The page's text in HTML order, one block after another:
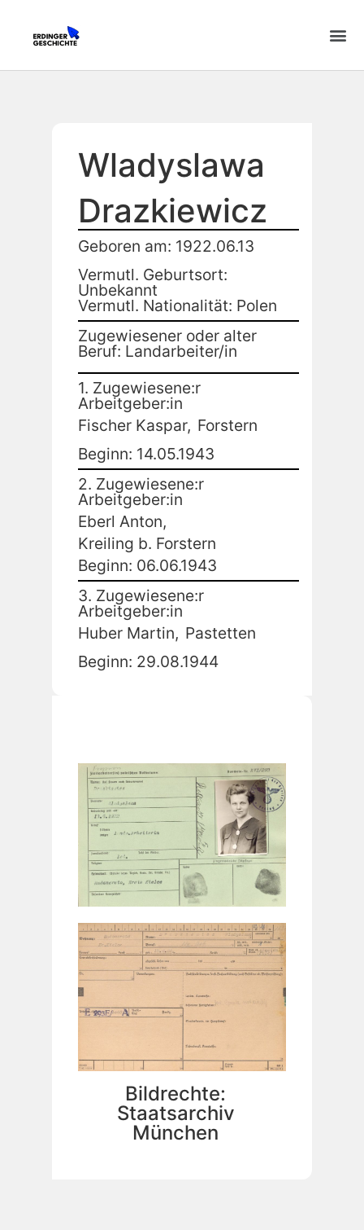
Wladyslawa
Drazkiewicz
Geboren am: 1922.06.13
Vermutl. Geburtsort:
Unbekannt
Vermutl. Nationalität: Polen
Zugewiesener oder alter
Beruf: Landarbeiter/in
1. Zugewiesene:r
Arbeitgeber:in
Fischer Kaspar, Forstern
Beginn: 14.05.1943
2. Zugewiesene:r
Arbeitgeber:in
Eberl Anton,
Kreiling b. Forstern
Beginn: 06.06.1943
3. Zugewiesene:r
Arbeitgeber:in
Huber Martin, Pastetten
Beginn: 29.08.1944
Bildrechte:
Staatsarchiv
München